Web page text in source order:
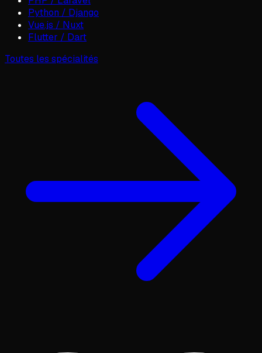
Python / Django
Vue.js / Nuxt
Flutter / Dart
Toutes les spécialités